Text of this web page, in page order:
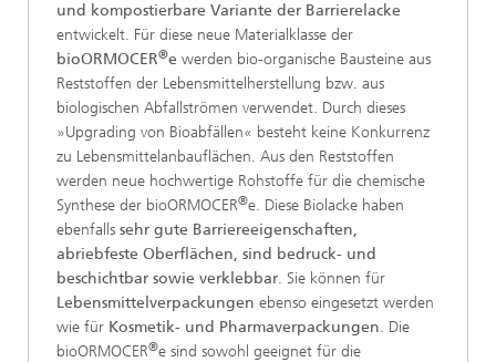
und kompostierbare Variante der Barrierelacke
entwickelt. Für diese neue Materialklasse der
bioORMOCER®e werden bio-organische Bausteine aus
Reststoffen der Lebensmittelherstellung bzw. aus
biologischen Abfallströmen verwendet. Durch dieses
»Upgrading von Bioabfällen« besteht keine Konkurrenz
zu Lebensmittelanbauflächen. Aus den Reststoffen
werden neue hochwertige Rohstoffe für die chemische
Synthese der bioORMOCER®e. Diese Biolacke haben
ebenfalls sehr gute Barriereeigenschaften,
abriebfeste Oberflächen, sind bedruck- und
beschichtbar sowie verklebbar. Sie können für
Lebensmittelverpackungen ebenso eingesetzt werden
wie für Kosmetik- und Pharmaverpackungen. Die
bioORMOCER®e sind sowohl geeignet für die